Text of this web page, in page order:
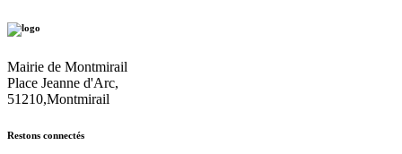
Mairie de Montmirail
Place Jeanne d'Arc,
51210,Montmirail
Restons connectés